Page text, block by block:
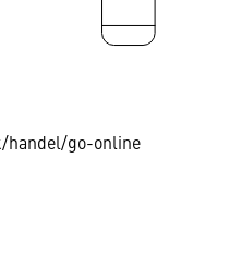
go-online